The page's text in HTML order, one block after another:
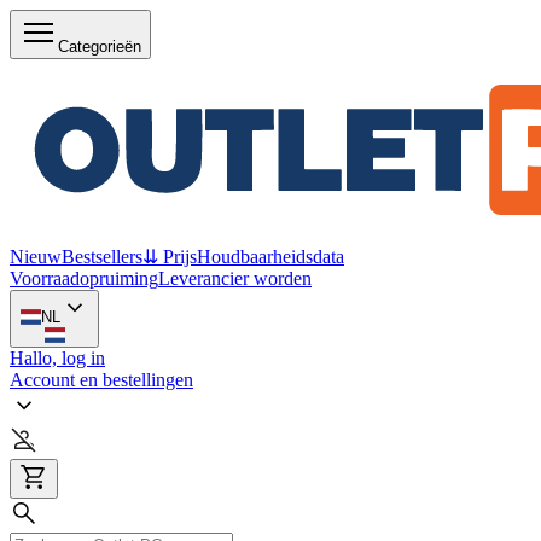
Categorieën
NieuwBestsellers⇊ PrijsHoudbaarheidsdata
VoorraadopruimingLeverancier worden
NL
Hallo, log in
Account en bestellingen